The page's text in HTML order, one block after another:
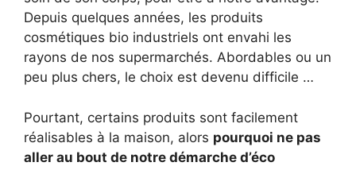
Depuis quelques années, les produits
cosmétiques bio industriels ont envahi les
rayons de nos supermarchés. Abordables ou un
peu plus chers, le choix est devenu difficile …
Pourtant, certains produits sont facilement
réalisables à la maison, alors pourquoi ne pas
aller au bout de notre démarche d’éco